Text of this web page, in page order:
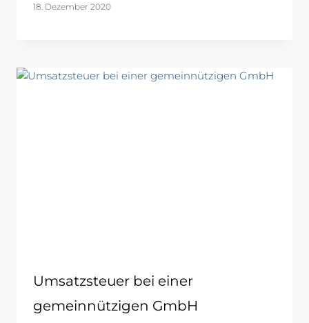
18. Dezember 2020
Umsatzsteuer bei einer
gemeinnützigen GmbH